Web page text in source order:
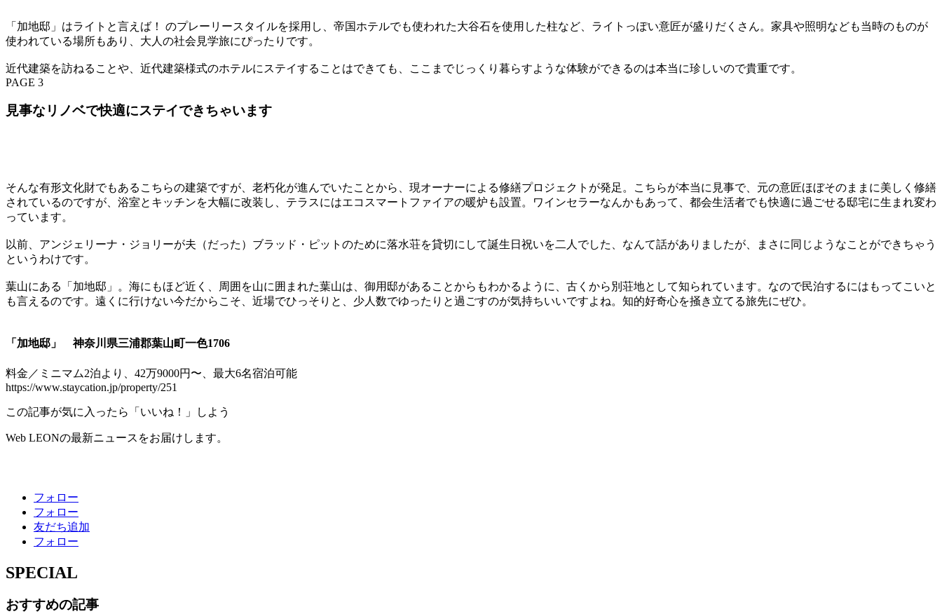
「加地邸」はライトと言えば！ のプレーリースタイルを採用し、帝国ホテルでも使われた大谷石を使用した柱など、ライトっぽい意匠が盛りだくさん。家具や照明なども当時のものが
使われている場所もあり、大人の社会見学旅にぴったりです。
近代建築を訪ねることや、近代建築様式のホテルにステイすることはできても、ここまでじっくり暮らすような体験ができるのは本当に珍しいので貴重です。
PAGE 3
見事なリノベで快適にステイできちゃいます
そんな有形文化財でもあるこちらの建築ですが、老朽化が進んでいたことから、現オーナーによる修繕プロジェクトが発足。こちらが本当に見事で、元の意匠ほぼそのままに美しく修繕
されているのですが、浴室とキッチンを大幅に改装し、テラスにはエコスマートファイアの暖炉も設置。ワインセラーなんかもあって、都会生活者でも快適に過ごせる邸宅に生まれ変わ
っています。
以前、アンジェリーナ・ジョリーが夫（だった）ブラッド・ピットのために落水荘を貸切にして誕生日祝いを二人でした、なんて話がありましたが、まさに同じようなことができちゃう
というわけです。
葉山にある「加地邸」。海にもほど近く、周囲を山に囲まれた葉山は、御用邸があることからもわかるように、古くから別荘地として知られています。なので民泊するにはもってこいと
も言えるのです。遠くに行けない今だからこそ、近場でひっそりと、少人数でゆったりと過ごすのが気持ちいいですよね。知的好奇心を掻き立てる旅先にぜひ。
「加地邸」 神奈川県三浦郡葉山町一色1706
料金／ミニマム2泊より、42万9000円〜、最大6名宿泊可能
https://www.staycation.jp/property/251
この記事が気に入ったら「いいね！」しよう
Web LEONの最新ニュースをお届けします。
フォロー
フォロー
友だち追加
フォロー
SPECIAL
おすすめの記事